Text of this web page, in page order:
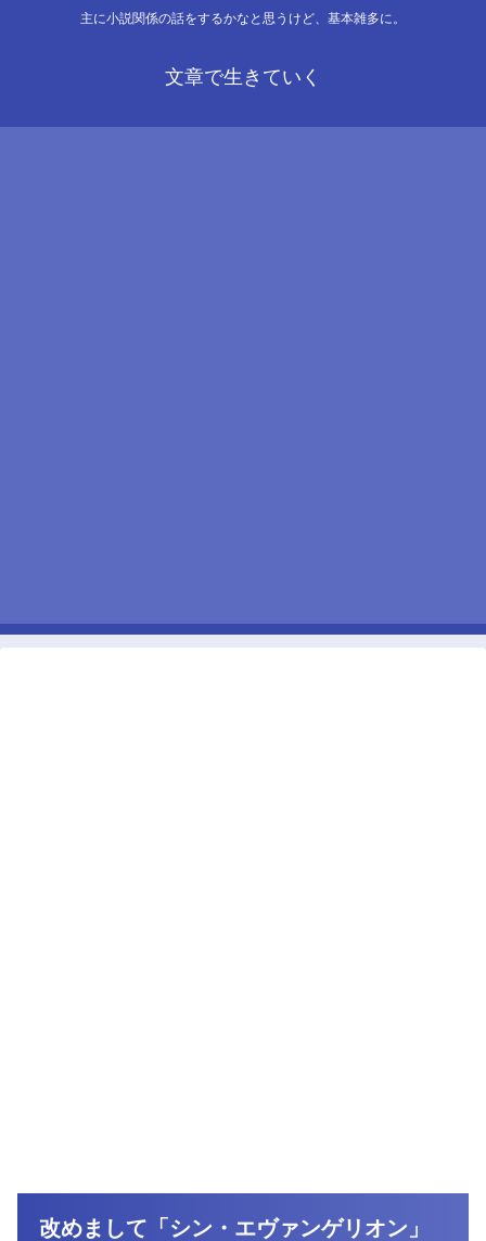
主に小説関係の話をするかなと思うけど、基本雑多に。
文章で生きていく
改めまして「シン・エヴァンゲリオン」